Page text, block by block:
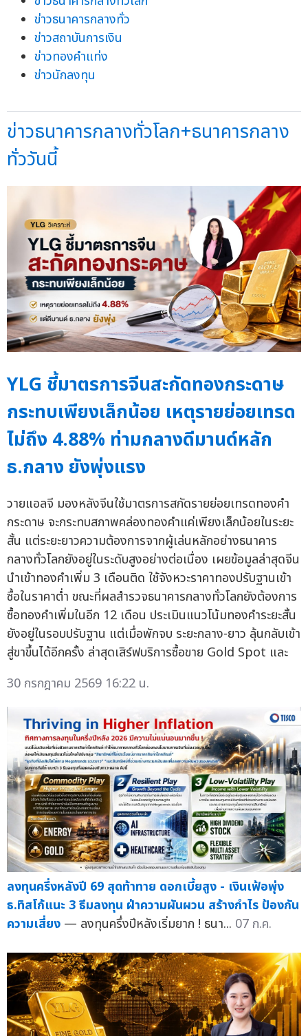
ข่าวธนาคารกลางทั่ว
ข่าวสถาบันการเงิน
ข่าวทองคำแท่ง
ข่าวนักลงทุน
ข่าวธนาคารกลางทั่วโลก+ธนาคารกลาง
ทั่ววันนี้
YLG ชี้มาตรการจีนสะกัดทองกระดาษ
กระทบเพียงเล็กน้อย เหตุรายย่อยเทรด
ไม่ถึง 4.88% ท่ามกลางดีมานด์หลัก
ธ.กลาง ยังพุ่งแรง
วายแอลจี มองหลังจีนใช้มาตรการสกัดรายย่อยเทรดทองคำ
กระดาษ จะกระทบสภาพคล่องทองคำแค่เพียงเล็กน้อยในระยะ
สั้น แต่ระยะยาวความต้องการจากผู้เล่นหลักอย่างธนาคาร
กลางทั่วโลกยังอยู่ในระดับสูงอย่างต่อเนื่อง เผยข้อมูลล่าสุดจีน
นำเข้าทองคำเพิ่ม 3 เดือนติด ใช้จังหวะราคาทองปรับฐานเข้า
ซื้อในราคาต่ำ ขณะที่ผลสำรวจธนาคารกลางทั่วโลกยังต้องการ
ซื้อทองคำเพิ่มในอีก 12 เดือน ประเมินแนวโน้มทองคำระยะสั้น
ยังอยู่ในรอบปรับฐาน แต่เมื่อพักจบ ระยะกลาง-ยาว ลุ้นกลับเข้า
สู่ขาขึ้นได้อีกครั้ง ล่าสุดเสิร์ฟบริการซื้อขาย Gold Spot และ
30 กรกฎาคม 2569 16:22 น.
ลงทุนครึ่งหลังปี 69 สุดท้าทาย ดอกเบี้ยสูง - เงินเฟ้อพุ่ง
ธ.ทิสโก้แนะ 3 ธีมลงทุน ฝ่าความผันผวน สร้างกำไร ป้องกัน
ความเสี่ยง — ลงทุนครึ่งปีหลังเริ่มยาก ! ธนา... 07 ก.ค.